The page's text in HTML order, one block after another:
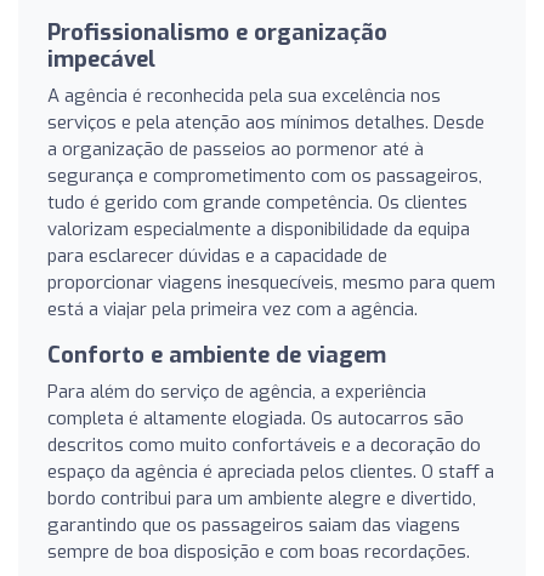
Profissionalismo e organização
impecável
A agência é reconhecida pela sua excelência nos
serviços e pela atenção aos mínimos detalhes. Desde
a organização de passeios ao pormenor até à
segurança e comprometimento com os passageiros,
tudo é gerido com grande competência. Os clientes
valorizam especialmente a disponibilidade da equipa
para esclarecer dúvidas e a capacidade de
proporcionar viagens inesquecíveis, mesmo para quem
está a viajar pela primeira vez com a agência.
Conforto e ambiente de viagem
Para além do serviço de agência, a experiência
completa é altamente elogiada. Os autocarros são
descritos como muito confortáveis e a decoração do
espaço da agência é apreciada pelos clientes. O staff a
bordo contribui para um ambiente alegre e divertido,
garantindo que os passageiros saiam das viagens
sempre de boa disposição e com boas recordações.